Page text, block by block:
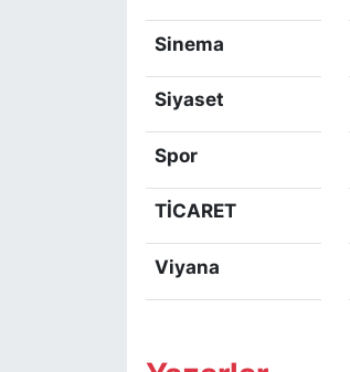
Sinema
Siyaset
Spor
TİCARET
Viyana